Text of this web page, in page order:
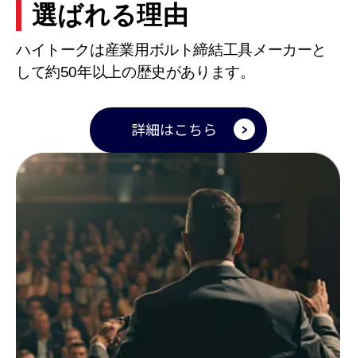
選ばれる理由
ハイトークは産業用ボルト締結工具メーカーと
して約50年以上の歴史があります。
詳細はこちら